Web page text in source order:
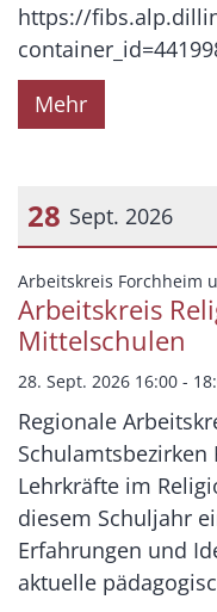
https://
Mehr
28 Sept. 2026
Datum: 28.
Arbeitskreis Forchheim
Arbeitskreis
Mittelschulen
28. Sept. 2026 16:00 -
Regionale
Lehrkräfte im
diesem Schuljahr
Erfahrungen und
aktuelle